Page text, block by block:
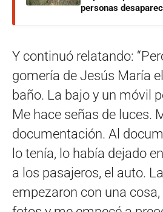
personas
Y continuó relatando:
gomería de Jesús María
baño. La bajo y un móvil
Me hace señas de luces.
documentación. Al
lo tenía, lo había dejado
a los pasajeros, el auto.
empezaron con una